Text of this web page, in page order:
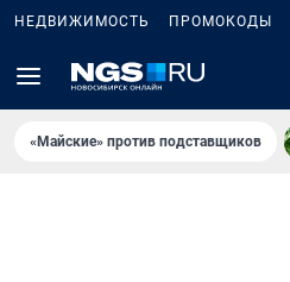
НЕДВИЖИМОСТЬ ПРОМОКОДЫ
«Майские» против подставщиков